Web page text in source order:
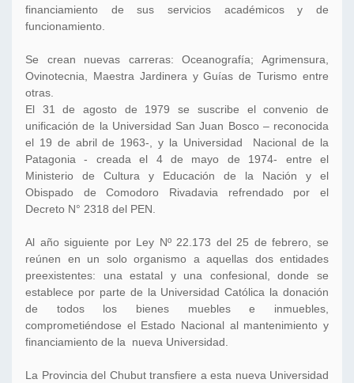
financiamiento de sus servicios académicos y de
funcionamiento.
Se crean nuevas carreras: Oceanografía; Agrimensura,
Ovinotecnia, Maestra Jardinera y Guías de Turismo entre
otras.
El 31 de agosto de 1979 se suscribe el convenio de
unificación de la Universidad San Juan Bosco – reconocida
el 19 de abril de 1963-, y la Universidad Nacional de la
Patagonia - creada el 4 de mayo de 1974- entre el
Ministerio de Cultura y Educación de la Nación y el
Obispado de Comodoro Rivadavia refrendado por el
Decreto N° 2318 del PEN.
Al año siguiente por Ley Nº 22.173 del 25 de febrero, se
reúnen en un solo organismo a aquellas dos entidades
preexistentes: una estatal y una confesional, donde se
establece por parte de la Universidad Católica la donación
de todos los bienes muebles e inmuebles,
comprometiéndose el Estado Nacional al mantenimiento y
financiamiento de la nueva Universidad.
La Provincia del Chubut transfiere a esta nueva Universidad